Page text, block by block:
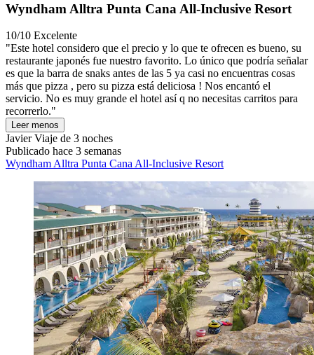
Wyndham Alltra Punta Cana All-Inclusive Resort
10/10 Excelente
"Este hotel considero que el precio y lo que te ofrecen es bueno, su
restaurante japonés fue nuestro favorito. Lo único que podría señalar
es que la barra de snaks antes de las 5 ya casi no encuentras cosas
más que pizza , pero su pizza está deliciosa ! Nos encantó el
servicio. No es muy grande el hotel así q no necesitas carritos para
recorrerlo."
Leer menos
JavierViaje de 3 noches
Publicado hace 3 semanas
Wyndham Alltra Punta Cana All-Inclusive Resort